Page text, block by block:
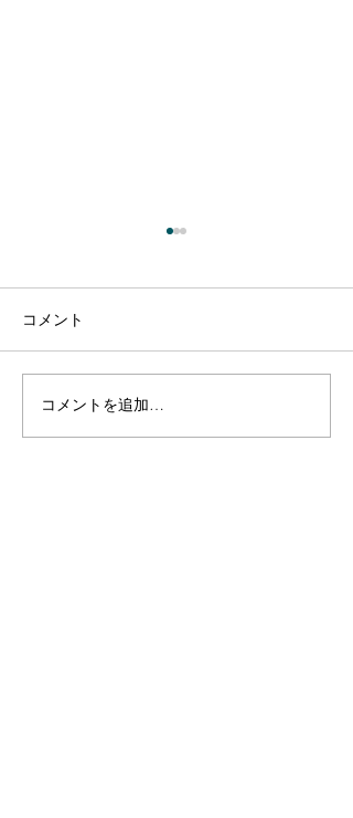
【出演のお知らせ】日本
テレビ「1億人の大質問!?
コメント
コメントを追加…